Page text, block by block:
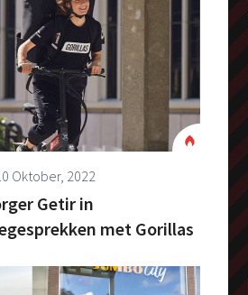
Oktober, 2022
Getir in
met Gorillas